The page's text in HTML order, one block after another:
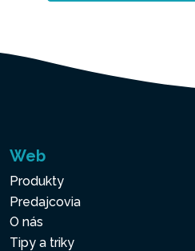
Web
Produkty
Predajcovia
O nás
Tipy a triky